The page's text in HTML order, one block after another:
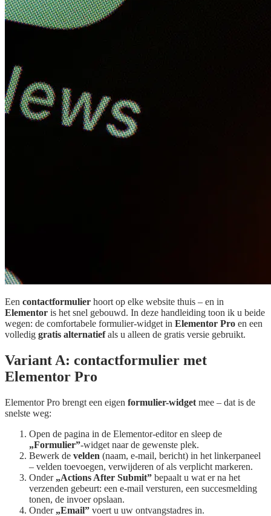
Een contactformulier hoort op elke website thuis – en in
Elementor is het snel gebouwd. In deze handleiding toon ik u beide
wegen: de comfortabele formulier-widget in Elementor Pro en een
volledig gratis alternatiefals u alleen de gratis versie gebruikt.
Variant A: contactformulier met
Elementor Pro
Elementor Pro brengt een eigen formulier-widget mee – dat is de
snelste weg:
Open de pagina in de Elementor-editor en sleep de
„Formulier”-widget naar de gewenste plek.
Bewerk de velden (naam, e-mail, bericht) in het linkerpaneel
– velden toevoegen, verwijderen of als verplicht markeren.
Onder „Actions After Submit” bepaalt u wat er na het
verzenden gebeurt: een e-mail versturen, een succesmelding
tonen, de invoer opslaan.
Onder „Email” voert u uw ontvangstadres in.